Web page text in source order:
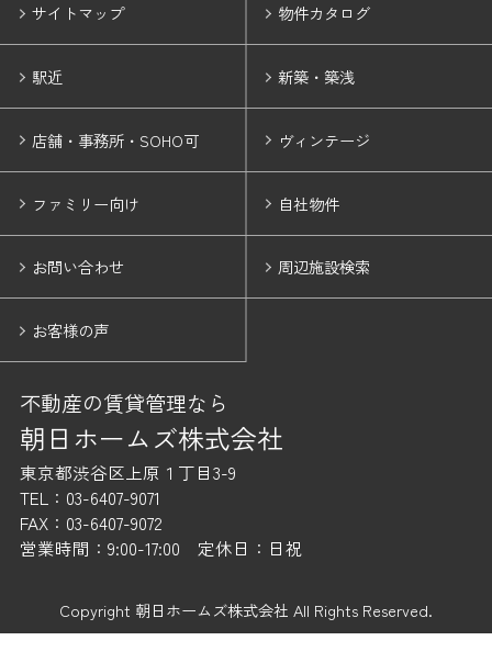
サイトマップ 物件カタログ
駅近 新築・築浅
店舗・事務所・SOHO可 ヴィンテージ
ファミリー向け 自社物件
お問い合わせ 周辺施設検索
お客様の声
不動産の賃貸管理なら
朝日ホームズ株式会社
東京都渋谷区上原１丁目3-9
TEL：03-6407-9071
FAX：03-6407-9072
営業時間：9:00-17:00 定休日：日祝
Copyright 朝日ホームズ株式会社 All Rights Reserved.